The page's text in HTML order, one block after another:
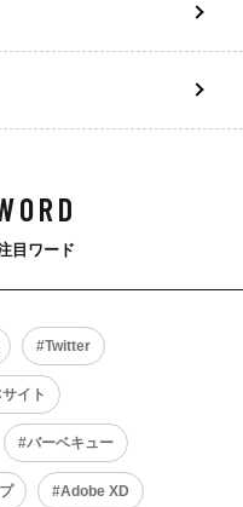
目ワード
Twitter
イト
バーベキュー
Adobe XD